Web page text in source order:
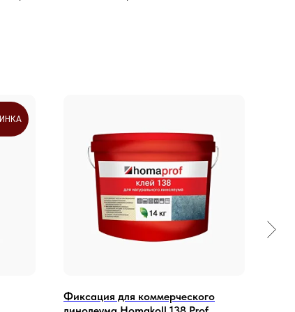
Фиксация для коммерческого